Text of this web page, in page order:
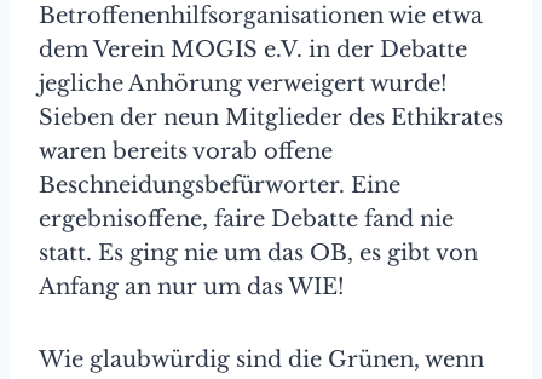
Betroffenenhilfsorganisationen wie etwa
dem Verein MOGIS e.V. in der Debatte
jegliche Anhörung verweigert wurde!
Sieben der neun Mitglieder des Ethikrates
waren bereits vorab offene
Beschneidungsbefürworter. Eine
ergebnisoffene, faire Debatte fand nie
statt. Es ging nie um das OB, es gibt von
Anfang an nur um das WIE!
Wie glaubwürdig sind die Grünen, wenn